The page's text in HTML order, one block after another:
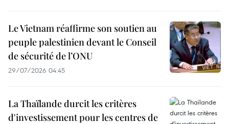
Le Vietnam réaffirme son soutien au
peuple palestinien devant le Conseil
de sécurité de l’ONU
29/07/2026 04:45
La Thaïlande durcit les critères
d'investissement pour les centres de